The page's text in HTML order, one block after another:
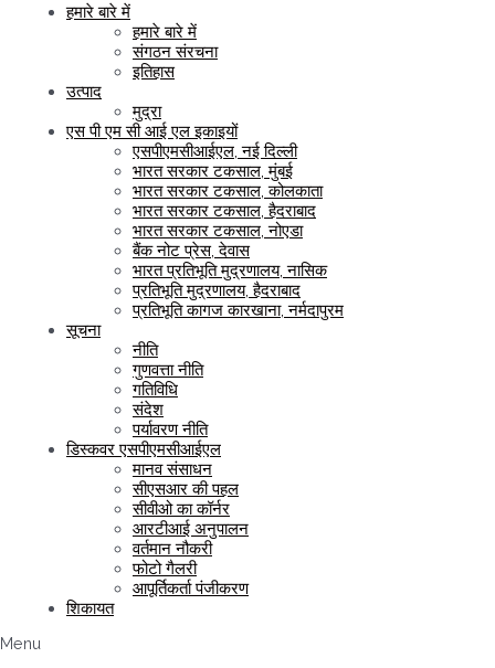
हमारे बारे में
हमारे बारे में
संगठन संरचना
इतिहास
उत्पाद
मुद्रा
एस पी एम सी आई एल इकाइयों
एसपीएमसीआईएल, नई दिल्ली
भारत सरकार टकसाल, मुंबई
भारत सरकार टकसाल, कोलकाता
भारत सरकार टकसाल, हैदराबाद
भारत सरकार टकसाल, नोएडा
बैंक नोट प्रेस, देवास
भारत प्रतिभूति मुद्रणालय, नासिक
प्रतिभूति मुद्रणालय, हैदराबाद
प्रतिभूति कागज कारखाना, नर्मदापुरम
सूचना
नीति
गुणवत्ता नीति
गतिविधि
संदेश
पर्यावरण नीति
डिस्कवर एसपीएमसीआईएल
मानव संसाधन
सीएसआर की पहल
सीवीओ का कॉर्नर
आरटीआई अनुपालन
वर्तमान नौकरी
फोटो गैलरी
आपूर्तिकर्ता पंजीकरण
शिकायत
Menu